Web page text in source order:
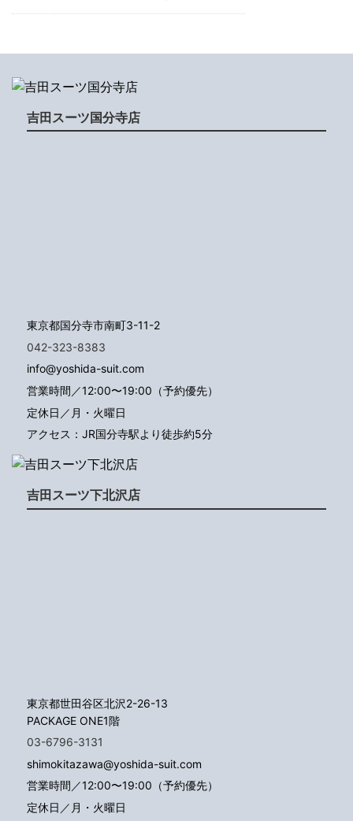
吉田スーツ国分寺店
東京都国分寺市南町3-11-2
042-323-8383
info@yoshida-suit.com
営業時間／12:00〜19:00（予約優先）
定休日／月・火曜日
アクセス：JR国分寺駅より徒歩約5分
吉田スーツ下北沢店
東京都世田谷区北沢2-26-13
PACKAGE ONE1階
03-6796-3131
shimokitazawa@yoshida-suit.com
営業時間／12:00〜19:00（予約優先）
定休日／月・火曜日